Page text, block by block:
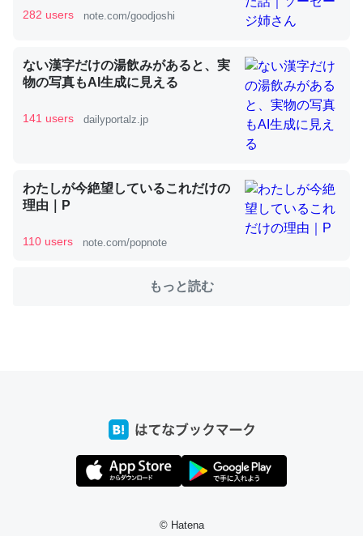
論文では「淡水はカルシウムも酸素も不足してて両方に不
いる鋏角類（カブトガニ・ウミグモ）はカルシウムを使わ
ずキチンを強化してる筈だが、酵素が違うのか？
─ニュース :: 【研究発表】昆虫学の大問題＝「昆虫はなぜ海にいな
いのか」に関する新仮説
これを元に考えるとカルシウムを大量に使う脊椎動物と貝
類は苦労してるんだな…。腹足類だと殻を無くしてナメク
─ニュース :: 【研究発表】昆虫学の大問題＝「昆虫はなぜ海にいな
ちぼちRingも置こうかと画策中。あと、Googleマップで
これ見て生きてるなって分かる。
282 users note.com/goodjoshi
ない漢字だけの湯飲みがあると、実
物の写真もAI生成に見える
141 users dailyportalz.jp
わたしが今絶望しているこれだけの
理由｜P
110 users note.com/popnote
もっと読む
© Hatena